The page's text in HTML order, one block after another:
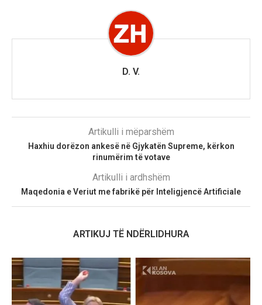
D. V.
Artikulli i mëparshëm
Haxhiu dorëzon ankesë në Gjykatën Supreme, kërkon
rinumërim të votave
Artikulli i ardhshëm
Maqedonia e Veriut me fabrikë për Inteligjencë Artificiale
ARTIKUJ TË NDËRLIDHURA